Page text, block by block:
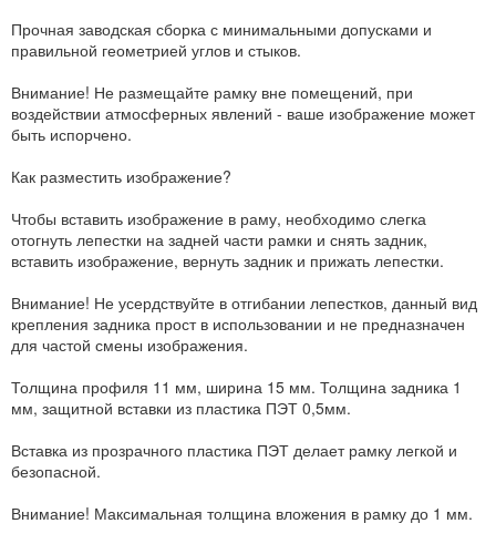
Прочная заводская сборка с минимальными допусками и
правильной геометрией углов и стыков.
Внимание! Не размещайте рамку вне помещений, при
воздействии атмосферных явлений - ваше изображение может
быть испорчено.
Как разместить изображение?
Чтобы вставить изображение в раму, необходимо слегка
отогнуть лепестки на задней части рамки и снять задник,
вставить изображение, вернуть задник и прижать лепестки.
Внимание! Не усердствуйте в отгибании лепестков, данный вид
крепления задника прост в использовании и не предназначен
для частой смены изображения.
Толщина профиля 11 мм, ширина 15 мм. Толщина задника 1
мм, защитной вставки из пластика ПЭТ 0,5мм.
Вставка из прозрачного пластика ПЭТ делает рамку легкой и
безопасной.
Внимание! Максимальная толщина вложения в рамку до 1 мм.